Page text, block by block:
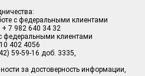
с федеральными клиентами
7 982 640 34 32
федеральными клиентами
402 4056
59-59-16 доб. 3335,
за достоверность информации,